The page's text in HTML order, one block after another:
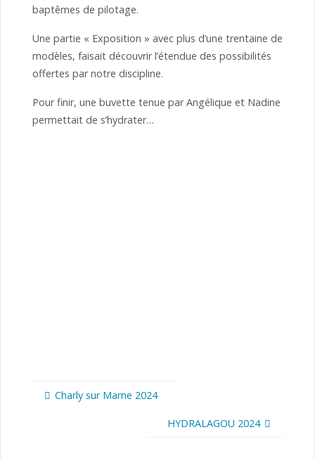
baptêmes de pilotage.
Une partie « Exposition » avec plus d’une trentaine de
modèles, faisait découvrir l’étendue des possibilités
offertes par notre discipline.
Pour finir, une buvette tenue par Angélique et Nadine
permettait de s’hydrater…
Charly sur Marne 2024
HYDRALAGOU 2024